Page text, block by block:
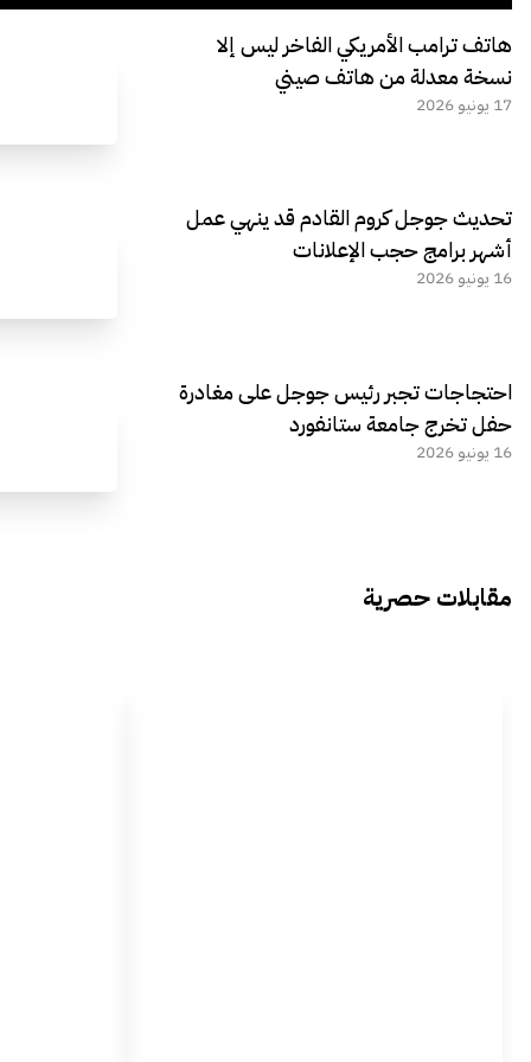
هاتف ترامب الأمريكي الفاخر ليس إلا
نسخة معدلة من هاتف صيني
17 يونيو 2026
تحديث جوجل كروم القادم قد ينهي عمل
أشهر برامج حجب الإعلانات
16 يونيو 2026
احتجاجات تجبر رئيس جوجل على مغادرة
حفل تخرج جامعة ستانفورد
16 يونيو 2026
مقابلات حصرية